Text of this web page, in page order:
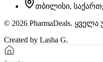
თბილისი,
© 2026 PharmaDeals.
Created by Lasha G.